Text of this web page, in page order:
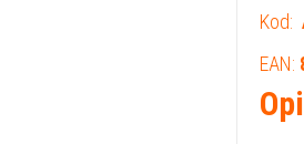
Kod:
EAN: